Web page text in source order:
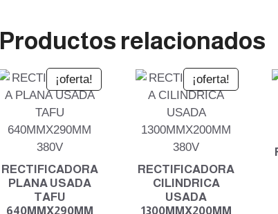
Productos relacionados
¡oferta!
RECTIFICADORA
PLANA USADA
TAFU
640MMX290MM
¡oferta!
RECTIFICADORA
CILINDRICA
USADA
1300MMX200MM